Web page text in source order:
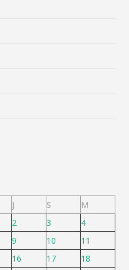
J S
M
2 3
4
9 10
11
16 17
18